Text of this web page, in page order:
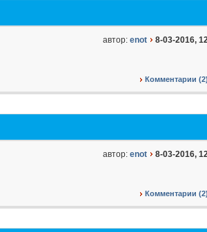
автор: enot 8-03-2016,
Комментарии (2)
автор: enot 8-03-2016,
Комментарии (2)